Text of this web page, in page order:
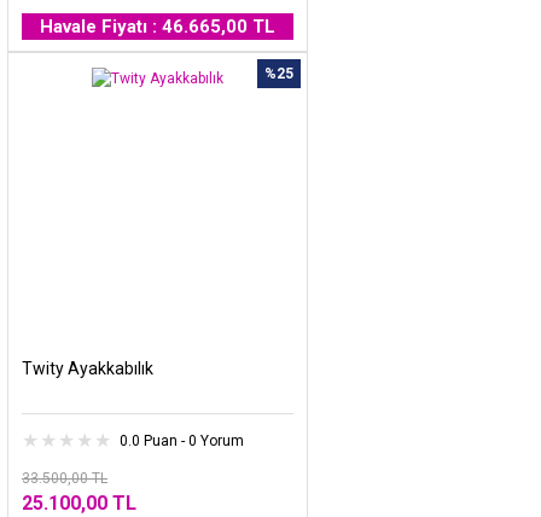
Havale Fiyatı : 46.665,00 TL
%25
Twity Ayakkabılık
0.0 Puan - 0 Yorum
33.500,00 TL
25.100,00 TL